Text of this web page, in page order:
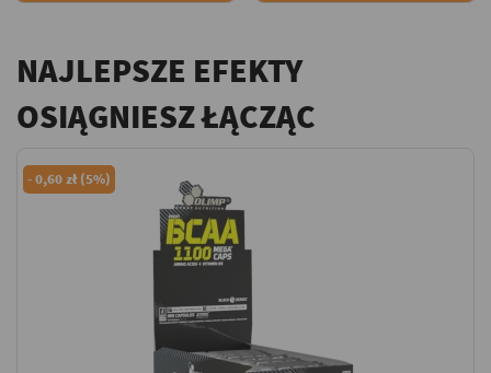
NAJLEPSZE EFEKTY
OSIĄGNIESZ ŁĄCZĄC
-0,60 zł (5%)